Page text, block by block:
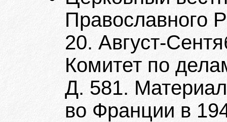
Православного
20. Август-
Комитет по
Д. 581.
во Франции в